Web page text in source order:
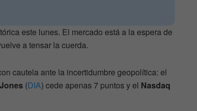
este lunes. El mercado está a la espera de
a tensar la cuerda.
cautela ante la incertidumbre geopolítica: el
(DIA) cede apenas 7 puntos y el Nasdaq